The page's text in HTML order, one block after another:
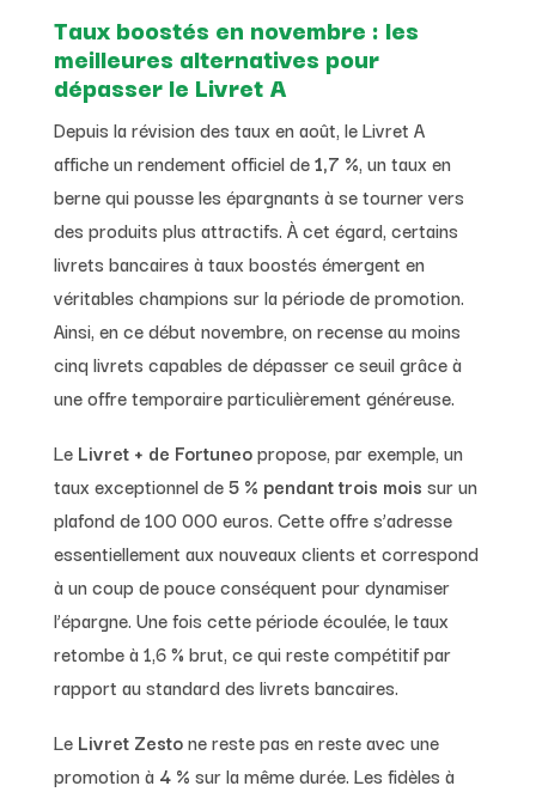
Taux boostés en novembre : les
meilleures alternatives pour
dépasser le Livret A
Depuis la révision des taux en août, le Livret A
affiche un rendement officiel de1,7 %, un taux en
berne qui pousse les épargnants à se tourner vers
des produits plus attractifs. À cet égard, certains
livrets bancaires à taux boostés émergent en
véritables champions sur la période de promotion.
Ainsi, en ce début novembre, on recense au moins
cinq livrets capables de dépasser ce seuil grâce à
une offre temporaire particulièrement généreuse.
Le Livret + de Fortuneopropose, par exemple, un
taux exceptionnel de5 % pendant trois mois sur un
plafond de 100 000 euros. Cette offre s’adresse
essentiellement aux nouveaux clients et correspond
à un coup de pouce conséquent pour dynamiser
l’épargne. Une fois cette période écoulée, le taux
retombe à 1,6 % brut, ce qui reste compétitif par
rapport au standard des livrets bancaires.
Le Livret Zestone reste pas en reste avec une
promotion à 4 % sur la même durée. Les fidèles à